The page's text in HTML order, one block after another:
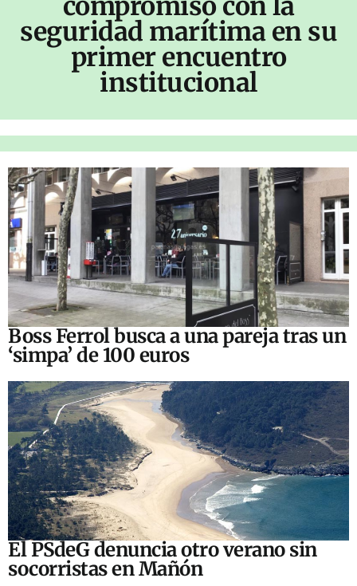
compromiso con la
seguridad marítima en su
primer encuentro
institucional
Boss Ferrol busca a una pareja tras un
‘simpa’ de 100 euros
El PSdeG denuncia otro verano sin
socorristas en Mañón